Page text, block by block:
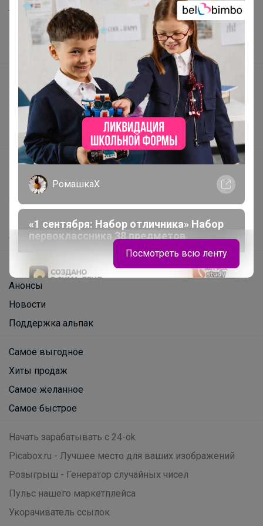
Реклама
Как здесь все устроено?
Как сделать заказ?
Как получить?
Доставка
Шоурумы
Торговые марки
Наша команда
В наличии
Подарочные сертификаты
Реклама на сайте
Вакансии
support@24-ok.ru
Написать в поддержку
Все предложения
Самое выгодное
Хиты продаж
РомашкаХ
«1 сентября: Набор отличника» Набор
первоклассника 38 предметов
Посмотреть всю ленту